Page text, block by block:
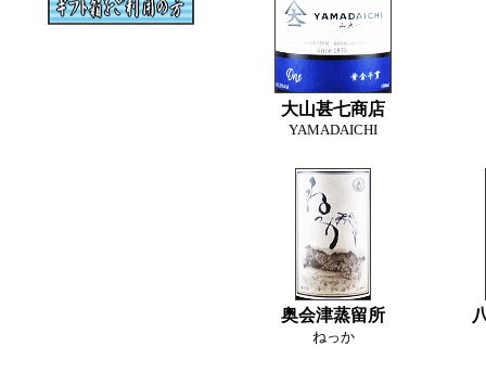
大山甚七商店
YAMADAICHI
奥会津蒸留所
ねっか